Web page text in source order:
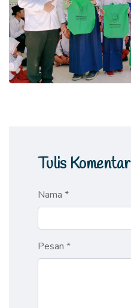
Tulis Komentar
Nama *
Pesan *